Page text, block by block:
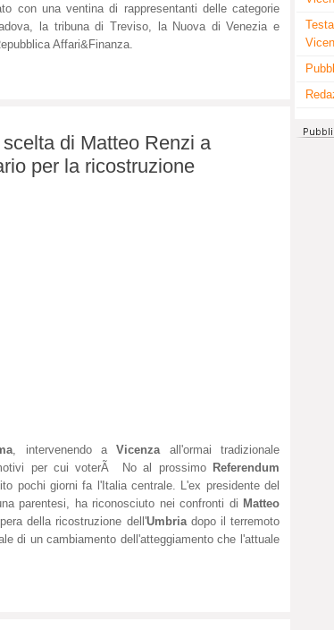
con una ventina di rappresentanti delle categorie
la tribuna di Treviso, la Nuova di Venezia e
Affari&Finanza.
di Matteo Renzi a
per la ricostruzione
, intervenendo aVicenza all'ormai tradizionale
per cui voterÃ No al prossimo Referendum
pochi giorni fa l'Italia centrale. L'ex presidente del
parentesi, ha riconosciuto nei confronti di Matteo
della ricostruzione dell'Umbriadopo il terremoto
di un cambiamento dell'atteggiamento che l'attuale